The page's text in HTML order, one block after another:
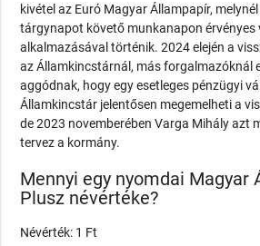
kivétel az Euró Magyar Állampapír,
tárgynapot követő munkanapon
alkalmazásával történik. 2024 elején a
az Államkincstárnál, más forgalmazóknál
aggódnak, hogy egy esetleges pénzügyi
Államkincstár jelentősen megemelheti a
de 2023 novemberében Varga Mihály azt
tervez a kormány.
Mennyi egy nyomdai Magyar
Plusz névértéke?
Névérték: 1 Ft